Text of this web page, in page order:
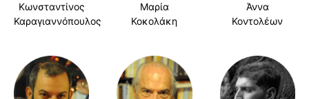
Κωνσταντίνος
Καραγιαννόπουλος
Μαρία
Κοκολάκη
Άννα
Κοντολέων